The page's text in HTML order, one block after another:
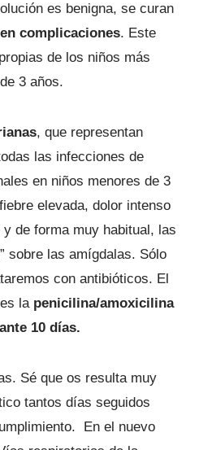
es benigna, se curan
complicaciones. Este
de los niños más
3 años.
, que representan
las infecciones de
en niños menores de 3
elevada, dolor intenso
de forma muy habitual, las
sobre las amígdalas. Sólo
con antibióticos. El
la penicilina/amoxicilina
10 días.
Sé que os resulta muy
tantos días seguidos
En el nuevo